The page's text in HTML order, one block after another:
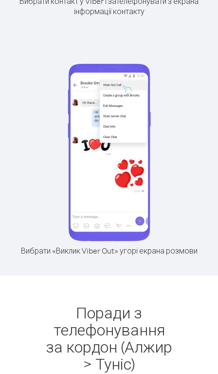
інформації контакту
Вибрати «Виклик Viber Out» угорі екрана розмови
Поради з
телефонування
за кордон (Алжир
> Туніс)